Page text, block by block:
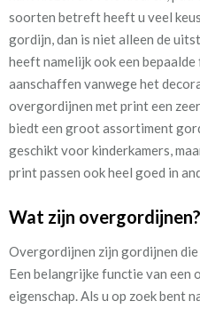
soorten betreft heeft u veel
gordijn, dan is niet alleen de
heeft namelijk ook een
aanschaffen vanwege het
overgordijnen met print een
biedt een groot assortiment
geschikt voor kinderkamers,
print passen ook heel goed in
Wat zijn overgordijnen?
Overgordijnen zijn gordijnen
Een belangrijke functie van
eigenschap. Als u op zoek bent